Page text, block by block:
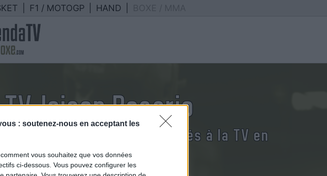
: soutenez-nous en acceptant les
vous souhaitez que vos données
ci-dessous. Vous pouvez configurer les
F1 / MOTOGP HAND
Jeison Rosario
de Jeison Rosario diffusés à la TV en